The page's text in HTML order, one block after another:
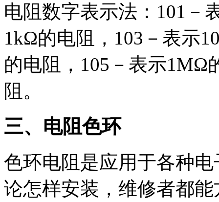
电阻数字表示法：101－
1kΩ的电阻，103－表示
的电阻，105－表示1MΩ
阻。
三、电阻色环
色环电阻是应用于各种
论怎样安装，维修者都